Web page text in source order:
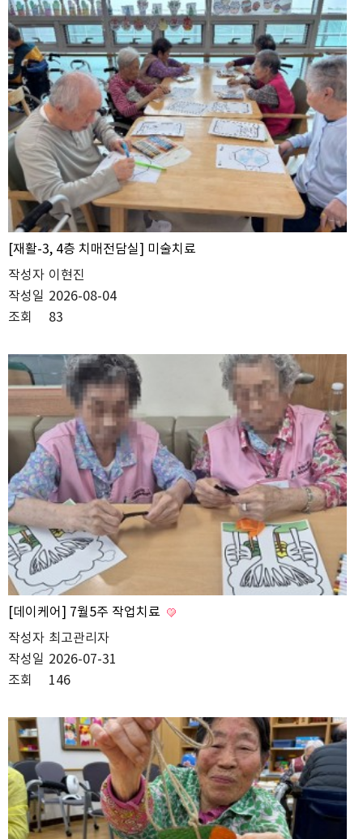
[재활-3, 4층 치매전담실] 미술치료
작성자 이현진
작성일 2026-08-04
조회
83
[데이케어] 7월5주 작업치료
작성자 최고관리자
작성일 2026-07-31
조회
146